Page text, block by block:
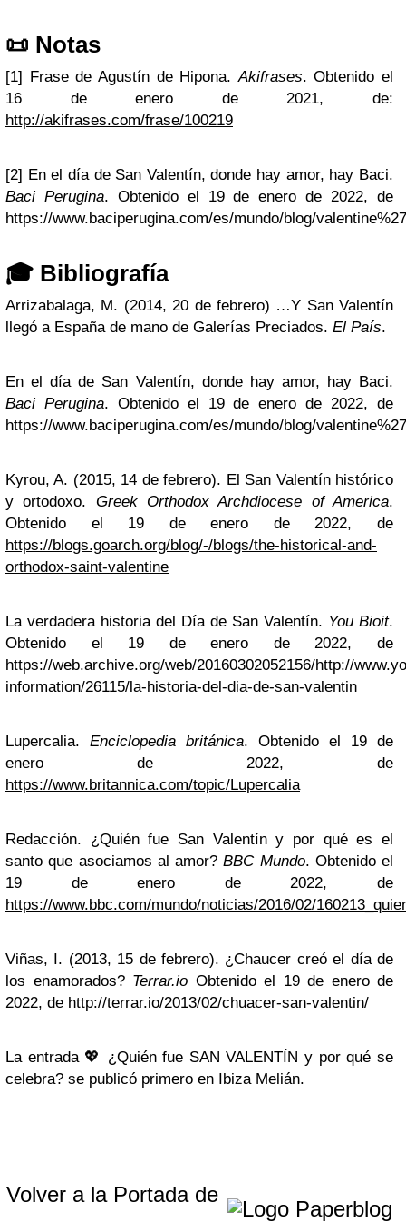
📜 Notas
[1] Frase de Agustín de Hipona. Akifrases. Obtenido el
16 de enero de 2021, de:
http://akifrases.com/frase/100219
[2] En el día de San Valentín, donde hay amor, hay Baci.
Baci Perugina. Obtenido el 19 de enero de 2022, de
https://www.baciperugina.com/es/mundo/blog/
🎓 Bibliografía
Arrizabalaga, M. (2014, 20 de febrero) …Y San Valentín
llegó a España de mano de Galerías Preciados. El País.
En el día de San Valentín, donde hay amor, hay Baci.
Baci Perugina. Obtenido el 19 de enero de 2022, de
https://www.baciperugina.com/es/mundo/blog/
Kyrou, A. (2015, 14 de febrero). El San Valentín histórico
y ortodoxo. Greek Orthodox Archdiocese of America.
Obtenido el 19 de enero de 2022, de
https://blogs.goarch.org/blog/-/blogs/the-historical-and-
orthodox-saint-valentine
La verdadera historia del Día de San Valentín. You Bioit.
Obtenido el 19 de enero de 2022, de
https://web.archive.org/web/20160302052156/http://
information/26115/la-historia-del-dia-de-san-valentin
Lupercalia. Enciclopedia británica. Obtenido el 19 de
enero de 2022, de
https://www.britannica.com/topic/Lupercalia
Redacción. ¿Quién fue San Valentín y por qué es el
santo que asociamos al amor?BBC Mundo. Obtenido el
19 de enero de 2022, de
https://www.bbc.com/mundo/noticias/2016/02/
Viñas, I. (2013, 15 de febrero). ¿Chaucer creó el día de
los enamorados? Terrar.io Obtenido el 19 de enero de
2022, de http://terrar.io/2013/02/chuacer-san-valentin/
La entrada 💖 ¿Quién fue SAN VALENTÍN y por qué se
celebra? se publicó primero en Ibiza Melián.
Volver a la Portada de